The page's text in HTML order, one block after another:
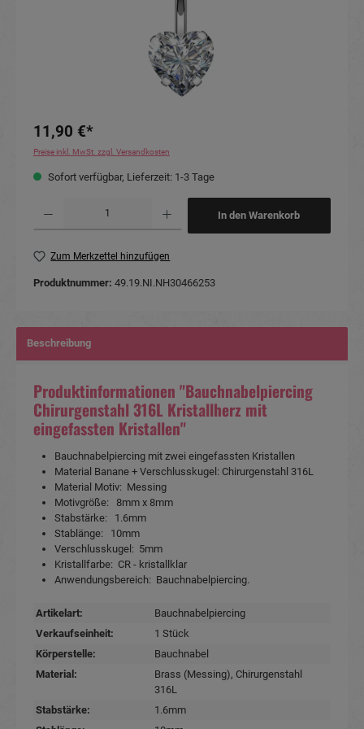
11,90 €*
Preise inkl. MwSt. zzgl. Versandkosten
Sofort verfügbar, Lieferzeit: 1-3 Tage
In den Warenkorb
Zum Merkzettel hinzufügen
Produktnummer: 49.19.NI.NH30466253
Beschreibung
Produktinformationen "Bauchnabelpiercing
Chirurgenstahl 316L Kristallherz mit
eingefassten Kristallen"
Bauchnabelpiercing mit zwei eingefassten Kristallen
Material Banane + Verschlusskugel: Chirurgenstahl 316L
Material Motiv: Messing
Motivgröße: 8mm x 8mm
Stabstärke: 1.6mm
Stablänge: 10mm
Verschlusskugel: 5mm
Kristallfarbe: CR - kristallklar
Anwendungsbereich: Bauchnabelpiercing.
Artikelart:
Bauchnabelpiercing
Verkaufseinheit:
1 Stück
Körperstelle:
Bauchnabel
Material:
Brass (Messing), Chirurgenstahl
316L
Stabstärke:
1.6mm